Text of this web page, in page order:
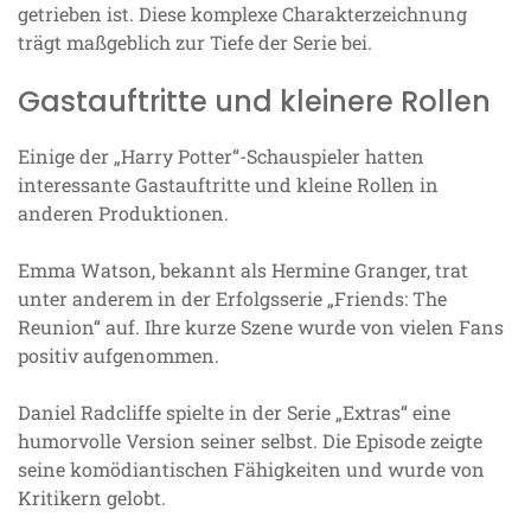
getrieben ist. Diese komplexe Charakterzeichnung
trägt maßgeblich zur Tiefe der Serie bei.
Gastauftritte und kleinere Rollen
Einige der „Harry Potter“-Schauspieler hatten
interessante Gastauftritte und kleine Rollen in
anderen Produktionen.
Emma Watson, bekannt als Hermine Granger, trat
unter anderem in der Erfolgsserie „Friends: The
Reunion“ auf. Ihre kurze Szene wurde von vielen Fans
positiv aufgenommen.
Daniel Radcliffe spielte in der Serie „Extras“ eine
humorvolle Version seiner selbst. Die Episode zeigte
seine komödiantischen Fähigkeiten und wurde von
Kritikern gelobt.